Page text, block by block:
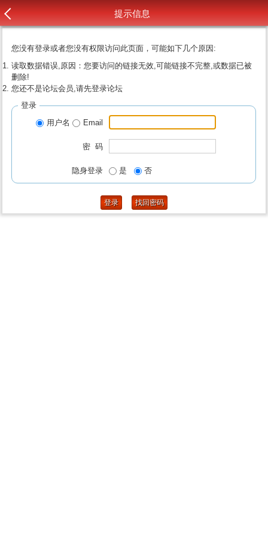
提示信息
您没有登录或者您没有权限访问此页面，可能如下几个原因:
读取数据错误,原因：您要访问的链接无效,可能链接不完整,或数据已被
删除!
您还不是论坛会员,请先登录论坛
登录
用户名
Email
密 码
隐身登录 是 否